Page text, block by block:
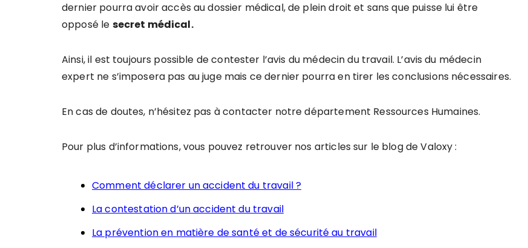
dernier pourra avoir accès au dossier médical, de plein droit et sans que puisse lui être
opposé le secret médical.
Ainsi, il est toujours possible de contester l’avis du médecin du travail. L’avis du médecin
expert ne s’imposera pas au juge mais ce dernier pourra en tirer les conclusions nécessaires.
En cas de doutes, n’hésitez pas à contacter notre département Ressources Humaines.
Pour plus d’informations, vous pouvez retrouver nos articles sur le blog de Valoxy :
Comment déclarer un accident du travail ?
La contestation d’un accident du travail
La prévention en matière de santé et de sécurité au travail